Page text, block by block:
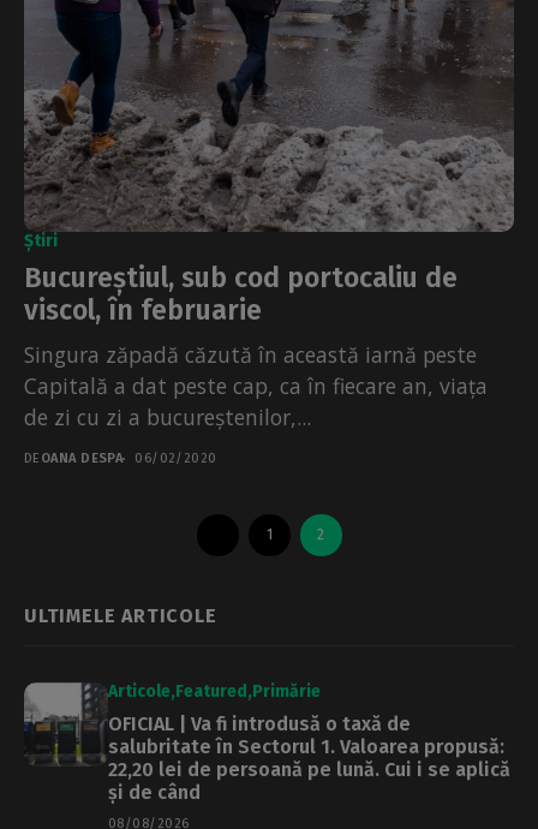
Știri
Bucureștiul, sub cod portocaliu de
viscol, în februarie
Singura zăpadă căzută în această iarnă peste
Capitală a dat peste cap, ca în fiecare an, viața
de zi cu zi a bucureștenilor,...
DE OANA DESPA 06/02/2020
1 2
ULTIMELE ARTICOLE
Articole Featured Primărie
OFICIAL | Va fi introdusă o taxă de
salubritate în Sectorul 1. Valoarea propusă:
22,20 lei de persoană pe lună. Cui i se aplică
și de când
08/08/2026